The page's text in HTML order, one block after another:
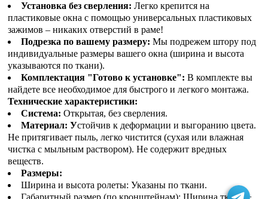
Установка без сверления: Легко крепится на
пластиковые окна с помощью универсальных пластиковых
зажимов – никаких отверстий в раме!
Подрезка по вашему размеру: Мы подрежем штору под
индивидуальные размеры вашего окна (ширина и высота
указываются по ткани).
Комплектация "Готово к установке": В комплекте вы
найдете все необходимое для быстрого и легкого монтажа.
Технические характеристики:
Система: Открытая, без сверления.
Материал: Устойчив к деформации и выгоранию цвета.
Не притягивает пыль, легко чистится (сухая или влажная
чистка с мыльным раствором). Не содержит вредных
веществ.
Размеры:
Ширина и высота ролеты: Указаны по ткани.